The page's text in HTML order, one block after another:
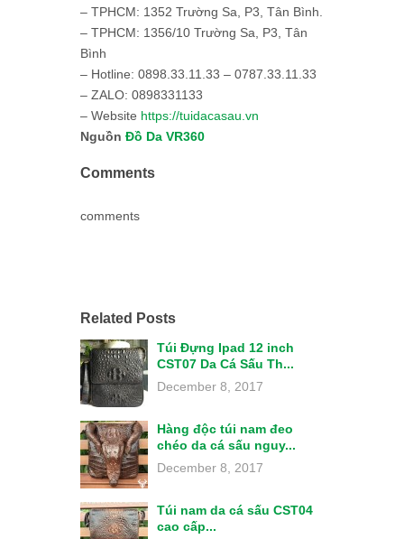
– TPHCM: 1352 Trường Sa, P3, Tân Bình.
– TPHCM: 1356/10 Trường Sa, P3, Tân
Bình
– Hotline: 0898.33.11.33 – 0787.33.11.33
– ZALO: 0898331133
– Website https://tuidacasau.vn
Nguồn Đồ Da VR360
Comments
comments
Related Posts
Túi Đựng Ipad 12 inch
CST07 Da Cá Sấu Th...
December 8, 2017
Hàng độc túi nam đeo
chéo da cá sấu nguy...
December 8, 2017
Túi nam da cá sấu CST04
cao cấp...